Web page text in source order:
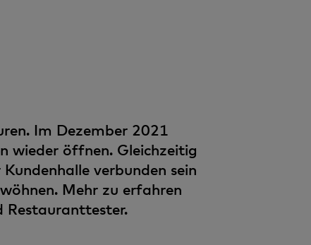
Im Dezember 2021
wieder öffnen. Gleichzeitig
verbunden sein
Mehr zu erfahren
Restauranttester.